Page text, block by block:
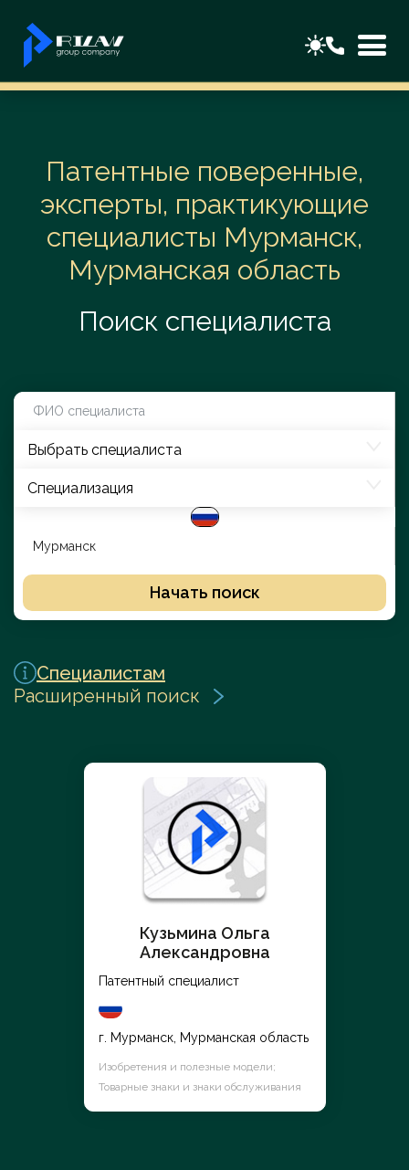
Патентные поверенные,
эксперты, практикующие
специалисты Мурманск,
Мурманская область
Поиск специалиста
Выбрать специалиста
Специализация
Начать поиск
Специалистам
Расширенный поиск
Кузьмина Ольга
Александровна
Патентный специалист
г. Мурманск, Мурманская область
Изобретения и полезные модели;
Товарные знаки и знаки обслуживания